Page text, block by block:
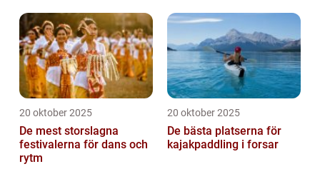
20 oktober 2025
De mest storslagna
festivalerna för dans och
rytm
20 oktober 2025
De bästa platserna för
kajakpaddling i forsar